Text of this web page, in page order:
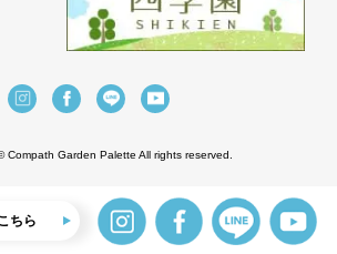
Compath Garden Palette All rights reserved.
ちら